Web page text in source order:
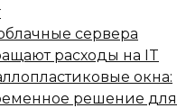
сервера
расходы на IT
окна:
решение для